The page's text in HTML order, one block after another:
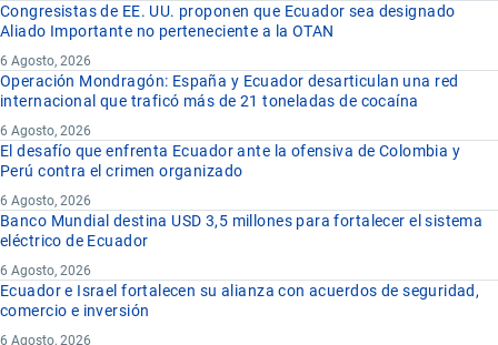
Congresistas de EE. UU. proponen que Ecuador sea designado
Aliado Importante no perteneciente a la OTAN
6 Agosto, 2026
Operación Mondragón: España y Ecuador desarticulan una red
internacional que traficó más de 21 toneladas de cocaína
6 Agosto, 2026
El desafío que enfrenta Ecuador ante la ofensiva de Colombia y
Perú contra el crimen organizado
6 Agosto, 2026
Banco Mundial destina USD 3,5 millones para fortalecer el sistema
eléctrico de Ecuador
6 Agosto, 2026
Ecuador e Israel fortalecen su alianza con acuerdos de seguridad,
comercio e inversión
6 Agosto, 2026